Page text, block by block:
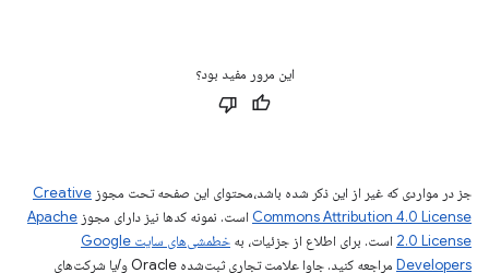
این مرور مفید بود؟
جز در مواردی که غیر از این ذکر شده باشد،‌محتوای این صفحه تحت مجوز Creative
Commons Attribution 4.0 License است. نمونه کدها نیز دارای مجوز Apache
2.0 License است. برای اطلاع از جزئیات، به
خطمشی‌های سایت Google
Developers‏
مراجعه کنید. جاوا علامت تجاری ثبت‌شده Oracle و/یا شرکت‌های